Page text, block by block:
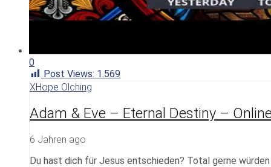
0
Post Views: 1.569
XHope Olching
Adam & Eve – Eternal Destiny –
6 Jahren ago
Du hast dich für Jesus entschieden? Total gerne